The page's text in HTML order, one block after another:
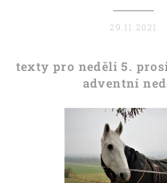
29.11.2021
texty pro neděli 5.
adventní